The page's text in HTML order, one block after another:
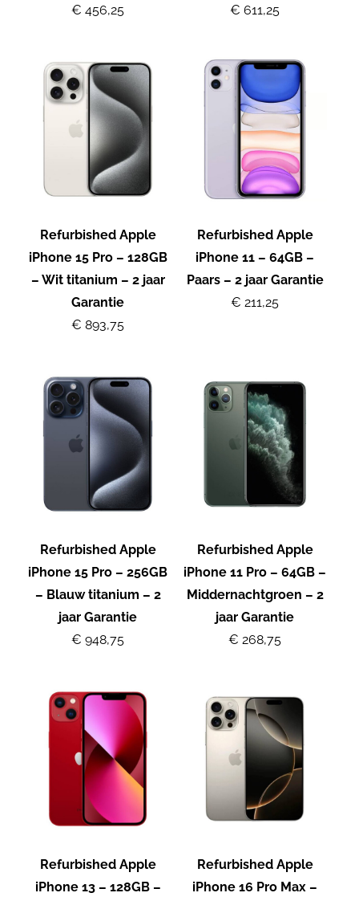
€ 456,25 € 611,25
Refurbished Apple
iPhone 15 Pro – 128GB
– Wit titanium – 2 jaar
Garantie
€ 893,75
Refurbished Apple
iPhone 11 – 64GB –
Paars – 2 jaar Garantie
€ 211,25
Refurbished Apple
iPhone 15 Pro – 256GB
– Blauw titanium – 2
jaar Garantie
€ 948,75
Refurbished Apple
iPhone 11 Pro – 64GB –
Middernachtgroen – 2
jaar Garantie
€ 268,75
Refurbished Apple
iPhone 13 – 128GB –
Refurbished Apple
iPhone 16 Pro Max –